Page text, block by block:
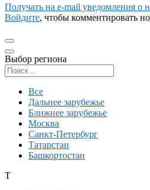
Получать на e‑mail уведомления о
Войдите, чтобы комментировать
Выбор региона
Все
Дальнее зарубежье
Ближнее зарубежье
Москва
Санкт-Петербург
Татарстан
Башкортостан
Т